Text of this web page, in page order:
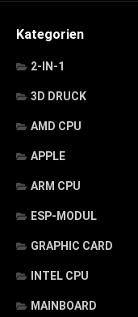
Kategorien
2-IN-1
3D DRUCK
AMD CPU
APPLE
ARM CPU
ESP-MODUL
GRAPHIC CARD
INTEL CPU
MAINBOARD